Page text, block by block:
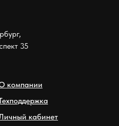
компании
кабинет
35